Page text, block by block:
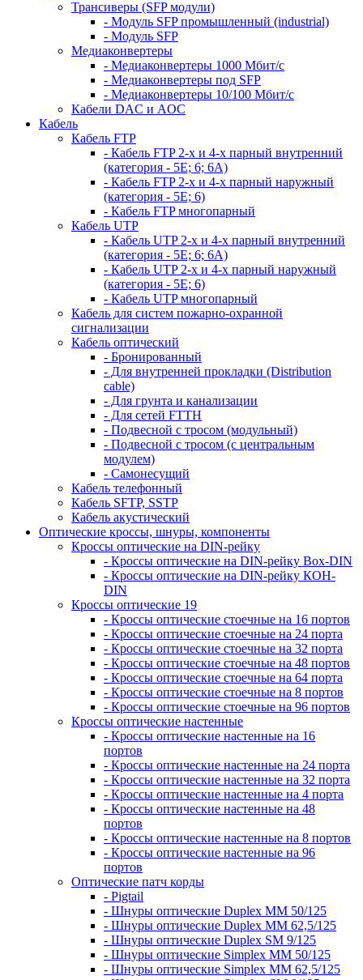
Трансиверы (SFP модули)
- Модуль SFP промышленный (industrial)
- Модуль SFP
Медиаконвертеры
- Медиаконвертеры 1000 Мбит/с
- Медиаконвертеры под SFP
- Медиаконвертеры 10/100 Мбит/с
Кабели DAC и AOC
Кабель
Кабель FTP
- Кабель FTP 2-х и 4-х парный внутренний
(категория - 5Е; 6; 6А)
- Кабель FTP 2-х и 4-х парный наружный
(категория - 5Е; 6)
- Кабель FTP многопарный
Кабель UTP
- Кабель UTP 2-х и 4-х парный внутренний
(категория - 5Е; 6; 6А)
- Кабель UTP 2-х и 4-х парный наружный
(категория - 5Е; 6)
- Кабель UTP многопарный
Кабель для систем пожарно-охранной
сигнализации
Кабель оптический
- Бронированный
- Для внутренней прокладки (Distribution
cable)
- Для грунта и канализации
- Для сетей FTTH
- Подвесной с тросом (модульный)
- Подвесной с тросом (с центральным
модулем)
- Самонесущий
Кабель телефонный
Кабель SFTP, SSTP
Кабель акустический
Оптические кроссы, шнуры, компоненты
Кроссы оптические на DIN-рейку
- Кроссы оптические на DIN-рейку Box-DIN
- Кроссы оптические на DIN-рейку КОН-
DIN
Кроссы оптические 19
- Кроссы оптические стоечные на 16 портов
- Кроссы оптические стоечные на 24 порта
- Кроссы оптические стоечные на 32 порта
- Кроссы оптические стоечные на 48 портов
- Кроссы оптические стоечные на 64 порта
- Кроссы оптические стоечные на 8 портов
- Кроссы оптические стоечные на 96 портов
Кроссы оптические настенные
- Кроссы оптические настенные на 16
портов
- Кроссы оптические настенные на 24 порта
- Кроссы оптические настенные на 32 порта
- Кроссы оптические настенные на 4 порта
- Кроссы оптические настенные на 48
портов
- Кроссы оптические настенные на 8 портов
- Кроссы оптические настенные на 96
портов
Оптические патч корды
- Pigtail
- Шнуры оптические Duplex MM 50/125
- Шнуры оптические Duplex MM 62,5/125
- Шнуры оптические Duplex SM 9/125
- Шнуры оптические Simplex MM 50/125
- Шнуры оптические Simplex MM 62,5/125